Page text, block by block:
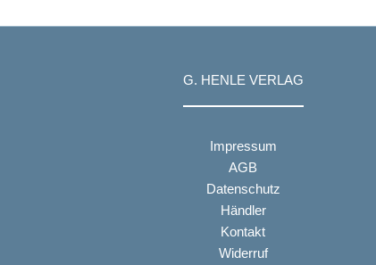
G. HENLE VERLAG
Impressum
AGB
Datenschutz
Händler
Kontakt
Widerruf